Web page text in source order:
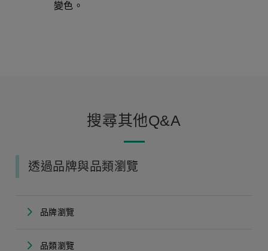
變色。
搜尋其他Q&A
透過品牌與品類瀏覽
品牌瀏覽
品類瀏覽